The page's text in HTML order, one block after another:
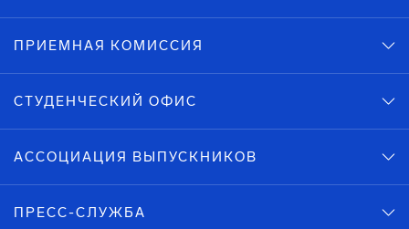
ПРИЕМНАЯ КОМИССИЯ
СТУДЕНЧЕСКИЙ ОФИС
АССОЦИАЦИЯ ВЫПУСКНИКОВ
ПРЕСС-СЛУЖБА